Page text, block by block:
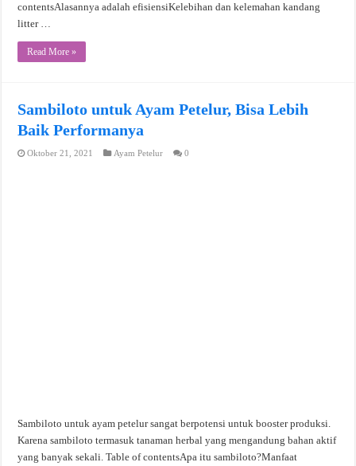
contentsAlasannya adalah efisiensiKelebihan dan kelemahan kandang
litter …
Read More »
Sambiloto untuk Ayam Petelur, Bisa Lebih
Baik Performanya
Oktober 21, 2021 Ayam Petelur 0
Sambiloto untuk ayam petelur sangat berpotensi untuk booster produksi.
Karena sambiloto termasuk tanaman herbal yang mengandung bahan aktif
yang banyak sekali. Table of contentsApa itu sambiloto?Manfaat